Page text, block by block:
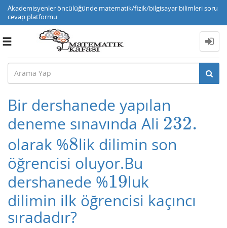
Akademisyenler öncülüğünde matematik/fizik/bilgisayar bilimleri soru
cevap platformu
Toggle
Bir dershanede yapılan
deneme sınavında Ali 232.
232.
olarak %8
8lik dilimin son
öğrencisi oluyor.Bu
dershanede %19
19luk
dilimin ilk öğrencisi kaçıncı
sıradadır?